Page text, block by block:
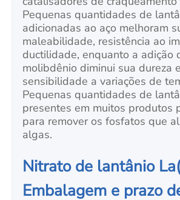
Pequenas quantidades de
adicionadas ao aço melhoram
maleabilidade, resistência ao
ductilidade, enquanto a adição
molibdênio diminui sua dureza e
sensibilidade a variações de
Pequenas quantidades de
presentes em muitos produtos
para remover os fosfatos que
algas.
Nitrato de lantânio
Embalagem e prazo